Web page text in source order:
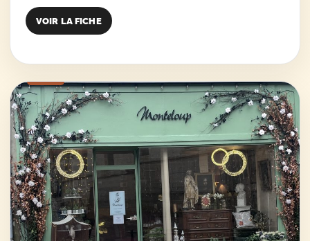
VOIR LA FICHE